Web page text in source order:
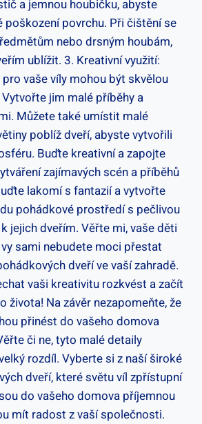
a jemnou houbičku, abyste
poškození povrchu. Při čištění se
nebo drsným houbám,
ublížit. 3. Kreativní využití:
vaše víly mohou být skvělou
jim malé příběhy a
Můžete také umístit malé
poblíž dveří, abyste vytvořili
Buďte kreativní a zapojte
zajímavých scén a příběhů
lakomí s fantazií a vytvořte
pohádkové prostředí s pečlivou
jejich dveřím. Věřte mi, vaše děti
sami nebudete moci přestat
dveří ve vaší zahradě.
vaši kreativitu rozkvést a začít
života! Na závěr nezapomeňte, že
přinést do vašeho domova
či ne, tyto malé detaily
rozdíl. Vyberte si z naší široké
dveří, které světu víl zpřístupní
do vašeho domova příjemnou
mít radost z vaší společnosti.